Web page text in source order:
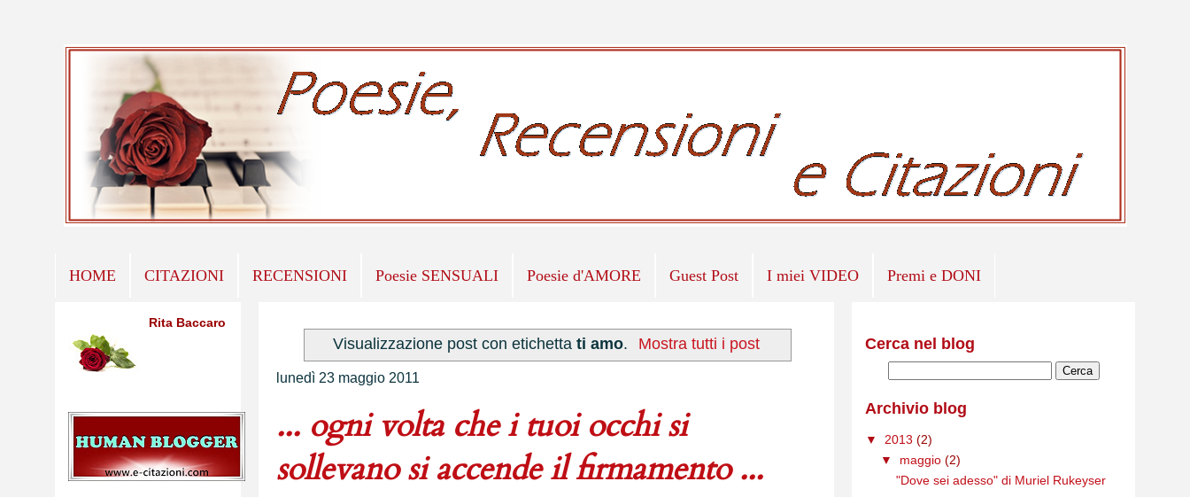
HOME CITAZIONI RECENSIONI Poesie SENSUALI Poesie d'AMORE Guest Post I miei VIDEO Premi e DONI
Visualizzazione post con etichetta ti amo. Mostra tutti i post
lunedì 23 maggio 2011
... ogni volta che i tuoi occhi si
sollevano si accende il firmamento ...
Rita Baccaro
Cerca nel blog
Archivio blog
▼ 2013 (2)
▼ maggio (2)
"Dove sei adesso" di Muriel Rukeyser